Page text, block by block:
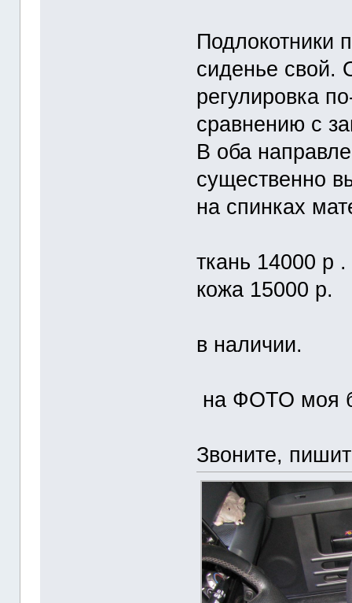
Подлокотники
сиденье свой.
регулировка
сравнению с
В оба
существенно
на спинках
ткань 14000 р .
кожа 15000 р.
в наличии.
на ФОТО моя
Звоните,